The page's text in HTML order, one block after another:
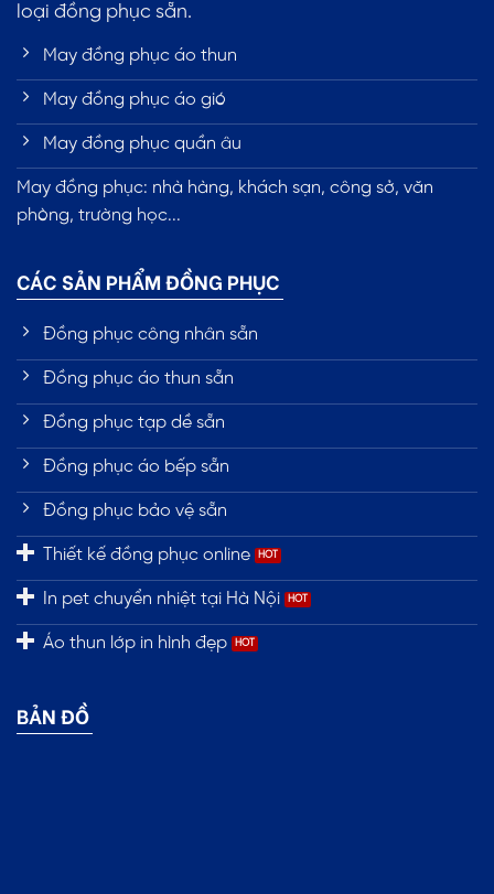
loại đồng phục sẵn.
May đồng phục áo thun
May đồng phục áo gió
May đồng phục quần âu
May đồng phục: nhà hàng, khách sạn, công sở, văn
phòng, trường học...
CÁC SẢN PHẨM ĐỒNG PHỤC
Đồng phục công nhân sẵn
Đồng phục áo thun sẵn
Đồng phục tạp dề sẵn
Đồng phục áo bếp sẵn
Đồng phục bảo vệ sẵn
Thiết kế đồng phục online
In pet chuyển nhiệt tại Hà Nội
Áo thun lớp in hình đẹp
BẢN ĐỒ